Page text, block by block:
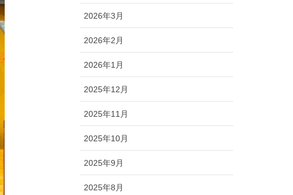
2026年3月
2026年2月
2026年1月
2025年12月
2025年11月
2025年10月
2025年9月
2025年8月